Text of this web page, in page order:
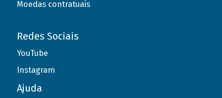
Moedas contratuais
Redes Sociais
YouTube
Instagram
Ajuda